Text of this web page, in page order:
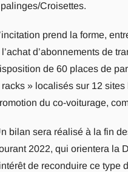
Croisettes.
prend la forme,
l’achat d’abonnements de
de 60 places de
racks » localisés sur 12
du co-voiturage,
bilan sera réalisé à la fin
2022, qui orientera la
de reconduire ce type